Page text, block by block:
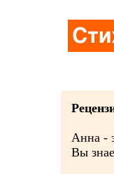
Анна -
Вы